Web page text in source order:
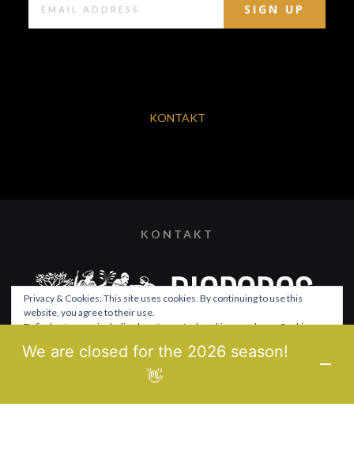
KONTAKT
KONTAKT
© 2021 BIOPOROS
We are closed for the 2026 season!
👋
Privacy & Cookies: This site uses cookies. By continuing to use this
website, you agree to their use.
To find out more, including how to control cookies, see here:Cookie-